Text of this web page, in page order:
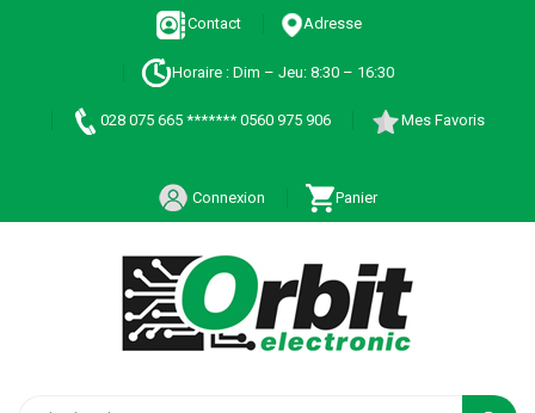
Contact Adresse
Horaire : Dim – Jeu: 8:30 – 16:30
028 075 665 ******* 0560 975 906 Mes Favoris
Connexion Panier